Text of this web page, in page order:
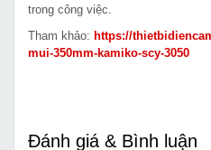
trong công việc.
Tham khảo: https://
mui-350mm-kamiko-scy-3050
Đánh giá & Bình luận